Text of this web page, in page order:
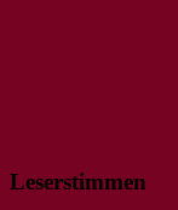
Leserstimmen